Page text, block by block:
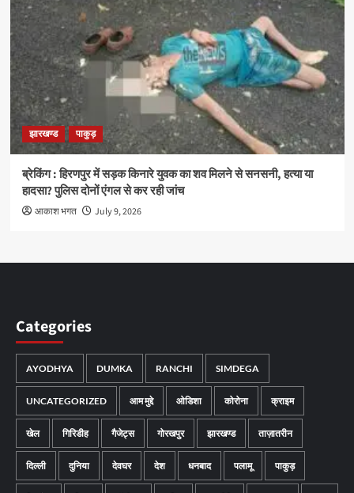
झारखण्ड पाकुड़
ब्रेकिंग : हिरणपुर में सड़क किनारे युवक का शव मिलने से सनसनी, हत्या या
हादसा? पुलिस दोनों एंगल से कर रही जांच
आकाश भगत July 9, 2026
Categories
AYODHYA DUMKA RANCHI SIMDEGA
UNCATEGORIZED आम मुद्दे ओडिशा कोरोना क्राइम
खेल गिरिडीह गैजेट्स गोरखपुर झारखण्ड ताज़ातरीन
दिल्ली दुनिया देवघर देश धनबाद पलामू पाकुड़